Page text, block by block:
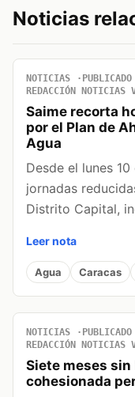
Noticias
NOTICIAS
REDACCIÓN NOTICIAS
Saime recorta
por el Plan de
Agua
Desde el lunes
jornadas
Distrito Capital,
Leer nota
Agua Caracas
NOTICIAS
REDACCIÓN NOTICIAS
Siete meses sin
cohesionada